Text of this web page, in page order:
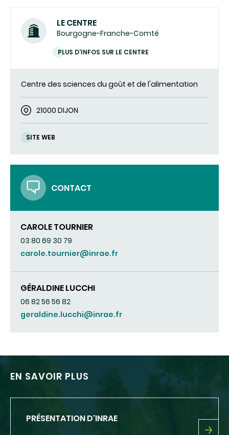
LE CENTRE
Bourgogne-Franche-Comté
PLUS D'INFOS SUR LE CENTRE
Centre des sciences du goût et de l'alimentation
21000 DIJON
SITE WEB
CONTACT
CAROLE TOURNIER
03 80 69 30 79
carole.tournier@inrae.fr
GÉRALDINE LUCCHI
06 82 56 56 82
geraldine.lucchi@inrae.fr
EN SAVOIR PLUS
PRÉSENTATION D'INRAE